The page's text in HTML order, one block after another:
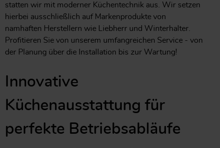
statten wir mit moderner Küchentechnik aus. Wir setzen
hierbei ausschließlich auf Markenprodukte von
namhaften Herstellern wie Liebherr und Winterhalter.
Profitieren Sie von unserem umfangreichen Service - von
der Planung über die Installation bis zur Wartung!
Innovative
Küchenausstattung für
perfekte Betriebsabläufe